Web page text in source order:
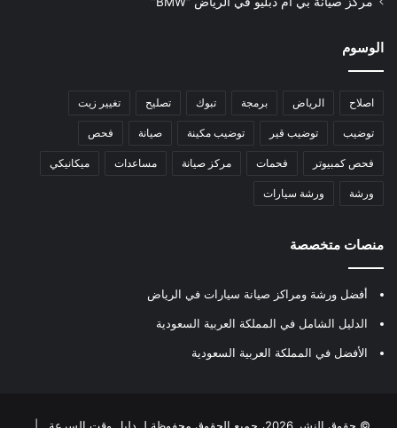
الوسوم
اصلاح الرياض برمجة تبوك تصليح تغيير زيت
توضيب توضيب قير توضيب مكينة صيانة فحص
فحص كمبيوتر فحمات مركز صيانة مساعدات ميكانيكي
ورشة ورشة سيارات
منصات متخصصة
أفضل ورشة ومراكز صيانة سيارات في الرياض
الدليل الشامل في المملكة العربية السعودية
الأفضل في المملكة العربية السعودية
© حقوق النشر 2026، جميع الحقوق محفوظة لـ دليل وقت السرعة